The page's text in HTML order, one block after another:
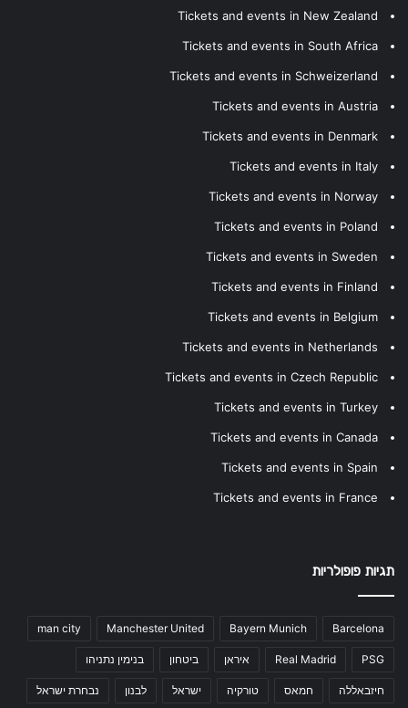
Tickets and events in New Zealand
Tickets and events in South Africa
Tickets and events in Schweizerland
Tickets and events in Austria
Tickets and events in Denmark
Tickets and events in Italy
Tickets and events in Norway
Tickets and events in Poland
Tickets and events in Sweden
Tickets and events in Finland
Tickets and events in Belgium
Tickets and events in Netherlands
Tickets and events in Czech Republic
Tickets and events in Turkey
Tickets and events in Canada
Tickets and events in Spain
Tickets and events in France
תגיות פופולריות
Barcelona
Bayern Munich
Manchester United
man city
PSG
Real Madrid איראן ביטחון בנימין נתניהו
חיזבאללה חמאס טורקיה ישראל לבנון נבחרת ישראל